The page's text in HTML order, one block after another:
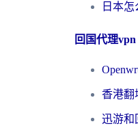
回国代理vpn